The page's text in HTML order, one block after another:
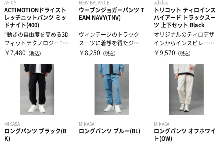
ASICS
ACTIMOTIONドライスト
レッチニットパンツ ミッ
ドナイト(400)
“動きの自由度を高める3D
フィットテクノロジー” AC
TIMOTION採用パンツ...
￥7,480 （税込）
NEW BALANCE
ウーブンジョガーパンツ T
EAM NAVY(TNV)
ヴィンテージのトラック
スーツに着想を得たジョ
ガーパンツです。大胆な
￥8,250 （税込）
adidas
トリコット ティロインス
パイアード トラックスー
ツ 上下セット Black
オリジナルのティロデザ
インからインスピレーシ
ョンを得て、アスレチッ
￥9,570 （税込）
MIKASA
ロングパンツ ブラック(B
K)
MIKASA
ロングパンツ ブルー(BL)
MIKASA
ロングパンツ オフホワイ
ト(OW)